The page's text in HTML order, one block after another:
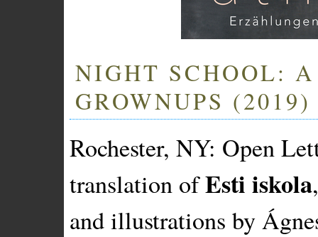
NIGHT SCHOOL:
GROWNUPS (2019)
Rochester, NY: Open
translation ofEsti iskola
and illustrations by